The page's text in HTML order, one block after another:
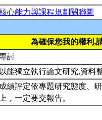
心能力與課程規劃關聯圖
為確保您我的權利,
討
以能獨立執行論文研究,資料
成績評定依專題研究態度、
上，一定要交報告。